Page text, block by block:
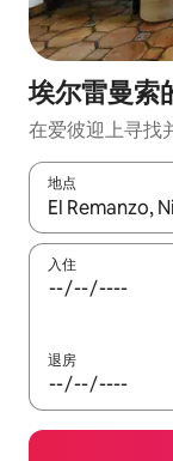
埃尔雷曼索
在爱彼迎上寻找
地点
如有搜索结果，
入住
退房